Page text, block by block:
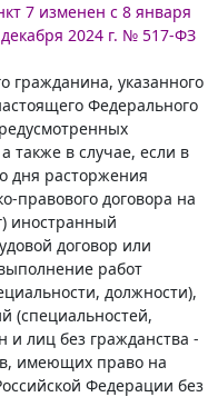
7 изменен с 8 января
2024 г. № 517-ФЗ
гражданина, указанного
Федерального
также в случае, если в
дня расторжения
правового договора на
иностранный
договор или
работ
должности),
(специальностей,
и лиц без гражданства -
имеющих право на
Федерации без